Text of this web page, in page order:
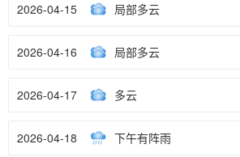
2026-04-15 局部多云
2026-04-16 局部多云
2026-04-17 多云
2026-04-18 下午有阵雨